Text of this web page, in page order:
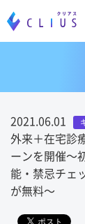
2021.06.01
外来＋在宅診
ーンを開催〜
能・禁忌チェ
が無料〜